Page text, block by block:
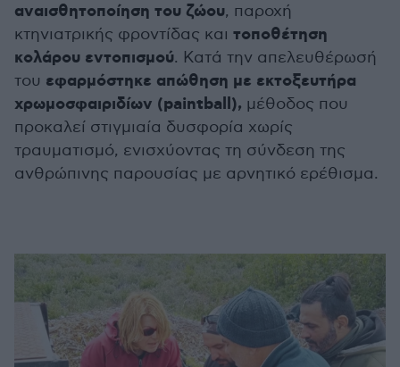
αναισθητοποίηση του ζώου, παροχή
κτηνιατρικής φροντίδας και τοποθέτηση
κολάρου εντοπισμού. Κατά την απελευθέρωσή
του εφαρμόστηκε απώθηση με εκτοξευτήρα
χρωμοσφαιριδίων (paintball), μέθοδος που
προκαλεί στιγμιαία δυσφορία χωρίς
τραυματισμό, ενισχύοντας τη σύνδεση της
ανθρώπινης παρουσίας με αρνητικό ερέθισμα.